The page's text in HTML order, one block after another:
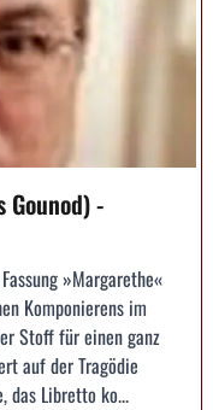
Gounod) -
»Margarethe«
Komponierens im
Stoff für einen ganz
auf der Tragödie
das Libretto ko...